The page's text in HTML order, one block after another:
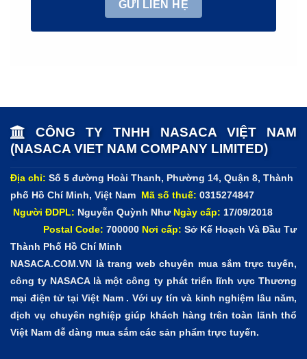
CÔNG TY TNHH NASACA VIỆT NAM
(NASACA VIET NAM COMPANY LIMITED)
Địa chỉ: Số 5 đường Hoài Thanh, Phường 14, Quận 8, Thành
phố Hồ Chí Minh, Việt Nam
Mã số thuế: 0315274847
Người ĐDPL: Nguyễn Quỳnh Như Ngày cấp: 17/09/2018
Postal Code: 700000 Nơi cấp: Sở Kế Hoạch Và Đầu Tư
Thành Phố Hồ Chí Minh
NASACA.COM.VN là trang web chuyên mua sắm trực tuyến,
công ty NASACA là một công ty phát triển lĩnh vực Thương
mại điện tử tại Việt Nam . Với uy tín và kinh nghiệm lâu năm,
dịch vụ chuyên nghiệp giúp khách hàng trên toàn lãnh thổ
Việt Nam dễ dàng mua sắm các sản phẩm trực tuyến.